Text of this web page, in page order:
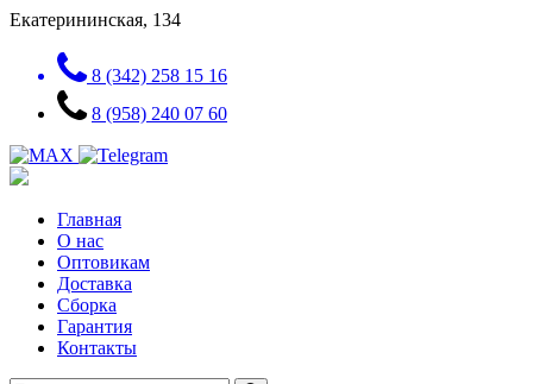
Екатерининская, 134
8 (342) 258 15 16
8 (958) 240 07 60
Главная
О нас
Оптовикам
Доставка
Сборка
Гарантия
Контакты